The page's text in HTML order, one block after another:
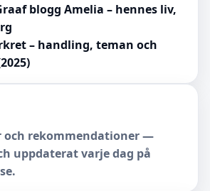
blogg Amelia – hennes liv,
– handling, teman och
och rekommendationer —
uppdaterat varje dag på